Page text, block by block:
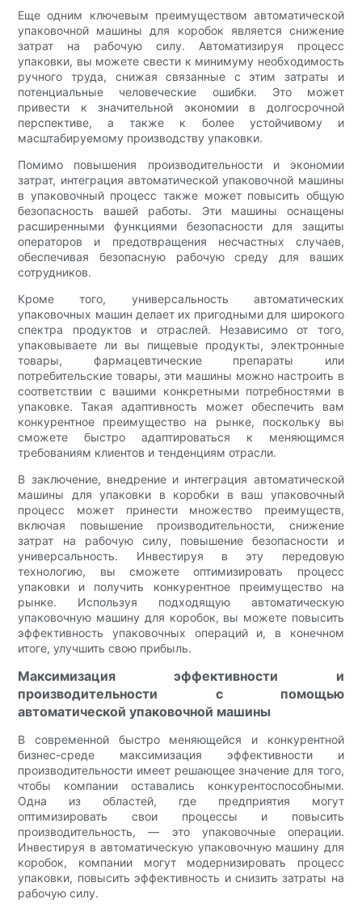
Еще одним ключевым преимуществом автоматической
упаковочной машины для коробок является снижение
затрат на рабочую силу. Автоматизируя процесс
упаковки, вы можете свести к минимуму необходимость
ручного труда, снижая связанные с этим затраты и
потенциальные человеческие ошибки. Это может
привести к значительной экономии в долгосрочной
перспективе, а также к более устойчивому и
масштабируемому производству упаковки.
Помимо повышения производительности и экономии
затрат, интеграция автоматической упаковочной машины
в упаковочный процесс также может повысить общую
безопасность вашей работы. Эти машины оснащены
расширенными функциями безопасности для защиты
операторов и предотвращения несчастных случаев,
обеспечивая безопасную рабочую среду для ваших
сотрудников.
Кроме того, универсальность автоматических
упаковочных машин делает их пригодными для широкого
спектра продуктов и отраслей. Независимо от того,
упаковываете ли вы пищевые продукты, электронные
товары, фармацевтические препараты или
потребительские товары, эти машины можно настроить в
соответствии с вашими конкретными потребностями в
упаковке. Такая адаптивность может обеспечить вам
конкурентное преимущество на рынке, поскольку вы
сможете быстро адаптироваться к меняющимся
требованиям клиентов и тенденциям отрасли.
В заключение, внедрение и интеграция автоматической
машины для упаковки в коробки в ваш упаковочный
процесс может принести множество преимуществ,
включая повышение производительности, снижение
затрат на рабочую силу, повышение безопасности и
универсальность. Инвестируя в эту передовую
технологию, вы сможете оптимизировать процесс
упаковки и получить конкурентное преимущество на
рынке. Используя подходящую автоматическую
упаковочную машину для коробок, вы можете повысить
эффективность упаковочных операций и, в конечном
итоге, улучшить свою прибыль.
Максимизация эффективности и
производительности с помощью
автоматической упаковочной машины
В современной быстро меняющейся и конкурентной
бизнес-среде максимизация эффективности и
производительности имеет решающее значение для того,
чтобы компании оставались конкурентоспособными.
Одна из областей, где предприятия могут
оптимизировать свои процессы и повысить
производительность, — это упаковочные операции.
Инвестируя в автоматическую упаковочную машину для
коробок, компании могут модернизировать процесс
упаковки, повысить эффективность и снизить затраты на
рабочую силу.